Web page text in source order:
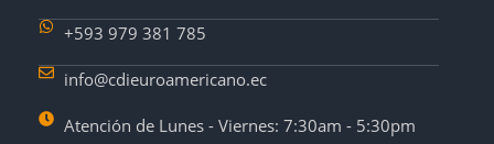
+593 979 381 785
info@cdieuroamericano.ec
Atención de Lunes - Viernes: 7:30am - 5:30pm